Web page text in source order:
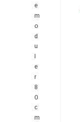
e
m
o
d
u
e
r
8
0
c
m